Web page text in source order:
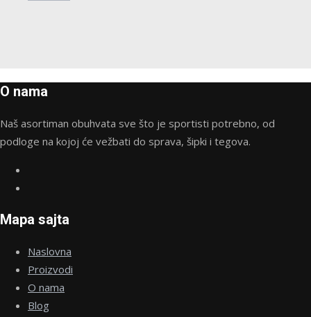
mogu
izabrane
na
O nama
Naš asortiman obuhvata sve što je sportisti potrebno, od
podloge na kojoj će vežbati do sprava, šipki i tegova.
Mapa sajta
Naslovna
Proizvodi
O nama
Blog